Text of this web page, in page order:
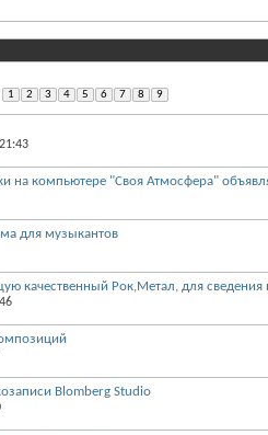
1 2 3 4 5 6 7 8 9
на компьютере "Своя Атмосфера"
для музыкантов
качественный Рок,Метал, для сведения
Blomberg Studio